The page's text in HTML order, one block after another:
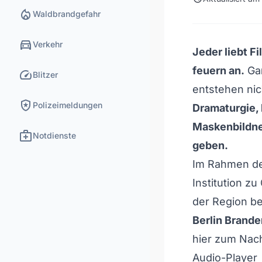
local_fire_department Waldbrandgefahr
directions_carVerkehr
speedBlitzer
local_police Polizeimeldungen
medical_servicesNotdienste
Jeder liebt
feuern an.
entstehen
geben.
Im Rahmen
Institution zu
der Region
Berlin
hier zum
Audio-Player